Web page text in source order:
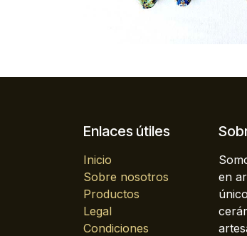
Enlaces útiles
Inicio
Sobre nosotros
Productos
Legal
Condiciones
en